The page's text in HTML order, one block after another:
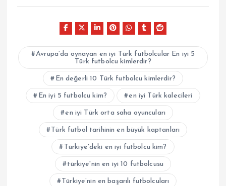
Avrupa’da oynayan en iyi Türk futbolcular En iyi 5
Türk futbolcu kimlerdir?
En değerli 10 Türk futbolcu kimlerdir?
En iyi 5 futbolcu kim? en iyi Türk kalecileri
en iyi Türk orta saha oyuncuları
Türk futbol tarihinin en büyük kaptanları
Türkiye'deki en iyi futbolcu kim?
türkiye'nin en iyi 10 futbolcusu
Türkiye’nin en başarılı futbolcuları